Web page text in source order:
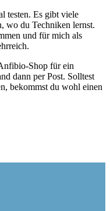
testen. Es gibt viele
wo du Techniken lernst.
und für mich als
Shop für ein
dann per Post. Solltest
bekommst du wohl einen